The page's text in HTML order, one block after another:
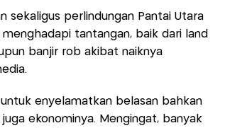
sekaligus perlindungan Pantai Utara
tantangan, baik dari land
banjir rob akibat naiknya
enyelamatkan belasan bahkan
ekonominya. Mengingat, banyak